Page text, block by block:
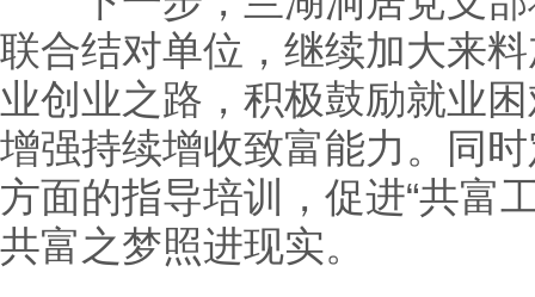
联合结对单位，继续加大来
业创业之路，积极鼓励就业
增强持续增收致富能力。同
方面的指导培训，促进“共富
共富之梦照进现实。